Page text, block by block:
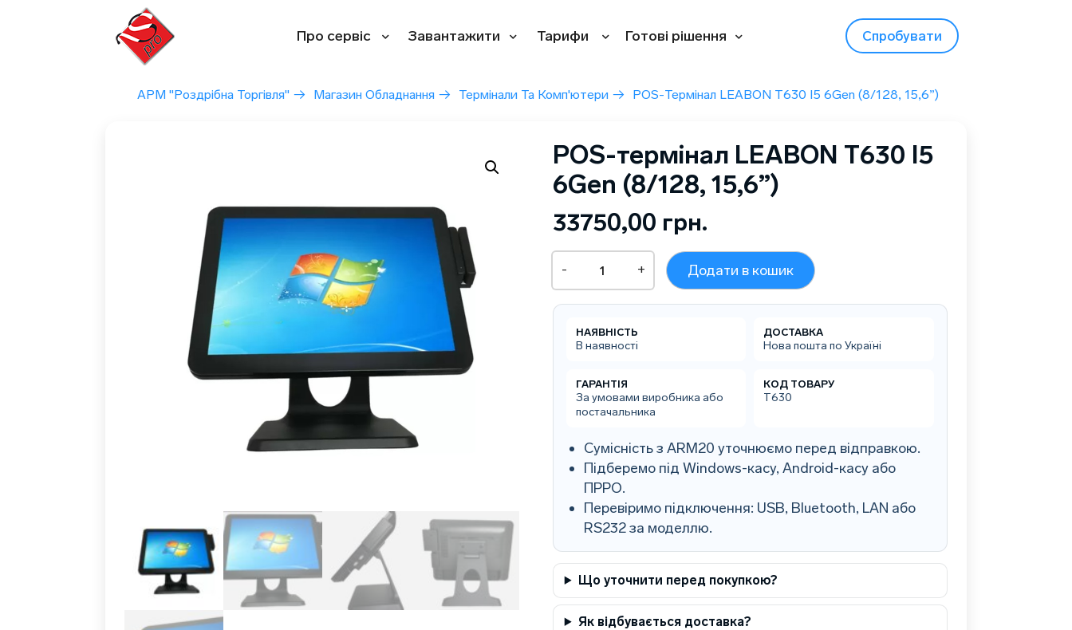
Про сервіс Завантажити Тарифи Готові рішення Спробувати
АРМ "Роздрібна Торгівля" → Магазин Обладнання → Термінали Та Комп'ютери → POS-Термінал LEABON T630 I5 6Gen (8/128, 15,6”)
POS-термінал LEABON T630 I5
6Gen (8/128, 15,6”)
33750,00 грн.
POS-
термінал
LEABON
T630
6Gen
(8/128,
кількість
- + Додати в кошик
НАЯВНІСТЬ
В наявності
ДОСТАВКА
Нова пошта по Україні
ГАРАНТІЯ
За умовами виробника або
постачальника
КОД ТОВАРУ
T630
Сумісність з ARM20 уточнюємо перед відправкою.
Підберемо під Windows-касу, Android-касу або
ПРРО.
Перевіримо підключення: USB, Bluetooth, LAN або
RS232 за моделлю.
Що уточнити перед покупкою?
Як відбувається доставка?